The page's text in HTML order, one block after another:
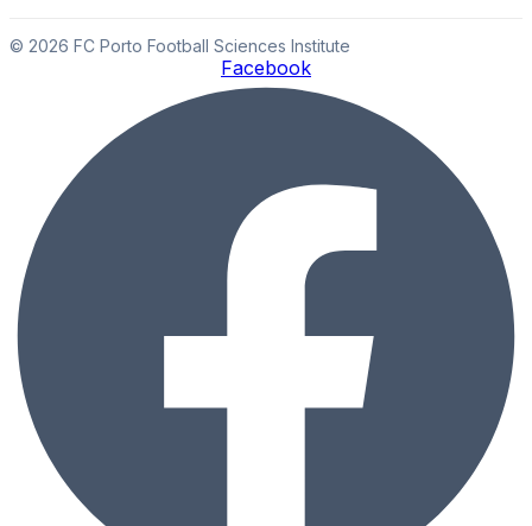
© 2026 FC Porto Football Sciences Institute
Facebook